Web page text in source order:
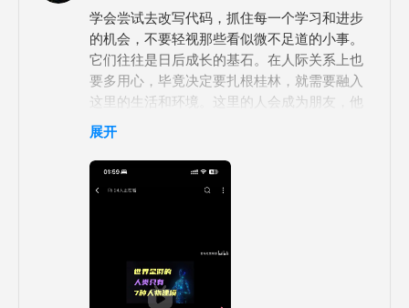
学会尝试去改写代码，抓住每一个学习和进步
的机会，不要轻视那些看似微不足道的小事。
它们往往是日后成长的基石。在人际关系上也
要多用心，毕竟决定要扎根桂林，就需要融入
这里的生活和环境。这里的人会成为朋友，他
们会在关键时刻给予帮助，而你也需要真心付
出，用行动建立深厚的友谊。
至于写代码，这是观看一部片子后的感悟。它
都值得认真对待，每一天都要为自己充实起
来。让自己变得更加丰富和强大，加油吧！每
一步都是向更好生活迈进的起点。
展开